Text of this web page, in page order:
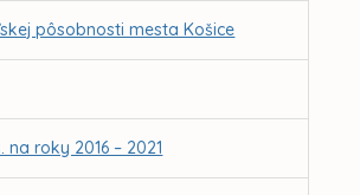
pôsobnosti mesta Košice
roky 2016 – 2021